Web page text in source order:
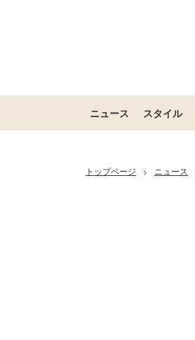
ニュース スタイル
トップページ > ニュース